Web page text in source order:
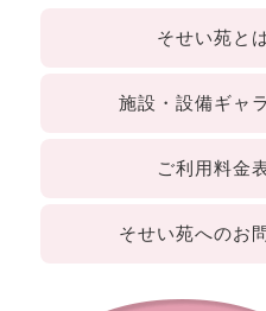
そせい苑と
施設・設備ギャ
ご利用料金
そせい苑へのお